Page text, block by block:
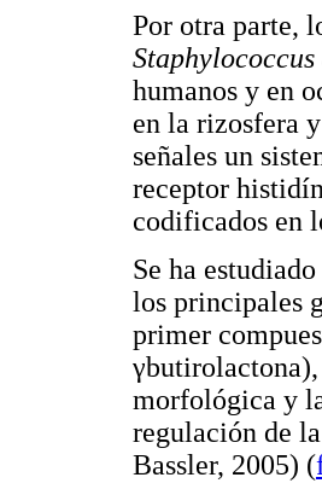
Por otra parte,
Staphylococcus
humanos y en
en la rizosfera
señales un
receptor
codificados en
Se ha
los principales
primer
morfológica y
regulación de
Bassler, 2005) (